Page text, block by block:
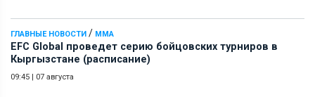
ГЛАВНЫЕ НОВОСТИ / ММА
EFC Global проведет серию бойцовских турниров в
Кыргызстане (расписание)
09:45 07 августа